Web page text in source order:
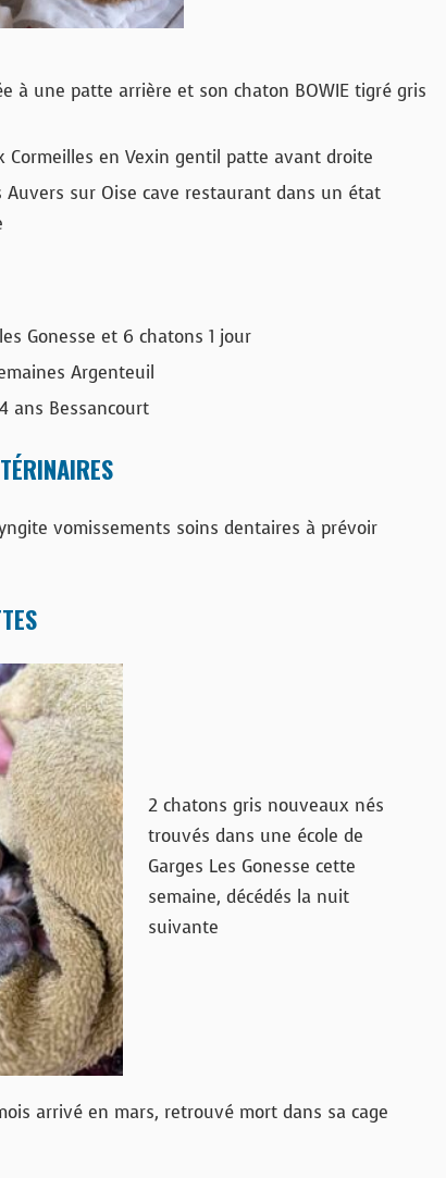
à une patte arrière et son chaton BOWIE tigré gris
Cormeilles en Vexin gentil patte avant droite
Auvers sur Oise cave restaurant dans un état
Gonesse et 6 chatons 1 jour
Argenteuil
ans Bessancourt
vomissements soins dentaires à prévoir
2 chatons gris nouveaux nés
trouvés dans une école de
Garges Les Gonesse cette
semaine, décédés la nuit
suivante
arrivé en mars, retrouvé mort dans sa cage